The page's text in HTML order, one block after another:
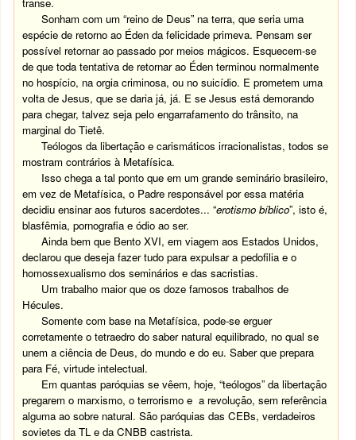
Sonham com um “reino de Deus” na terra, que seria uma
espécie de retorno ao Éden da felicidade primeva. Pensam ser
possível retornar ao passado por meios mágicos. Esquecem-se
de que toda tentativa de retornar ao Éden terminou normalmente
no hospício, na orgia criminosa, ou no suicídio. E prometem uma
volta de Jesus, que se daria já, já. E se Jesus está demorando
para chegar, talvez seja pelo engarrafamento do trânsito, na
marginal do Tietê.
Teólogos da libertação e carismáticos irracionalistas, todos se
mostram contrários à Metafísica.
Isso chega a tal ponto que em um grande seminário brasileiro,
em vez de Metafísica, o Padre responsável por essa matéria
decidiu ensinar aos futuros sacerdotes... “erotismo bíblico”, isto é,
blasfêmia, pornografia e ódio ao ser.
Ainda bem que Bento XVI, em viagem aos Estados Unidos,
declarou que deseja fazer tudo para expulsar a pedofilia e o
homossexualismo dos seminários e das sacristias.
Um trabalho maior que os doze famosos trabalhos de
Hécules.
Somente com base na Metafísica, pode-se erguer
corretamente o tetraedro do saber natural equilibrado, no qual se
unem a ciência de Deus, do mundo e do eu. Saber que prepara
para Fé, virtude intelectual.
Em quantas paróquias se vêem, hoje, “teólogos” da libertação
pregarem o marxismo, o terrorismo e a revolução, sem referência
alguma ao sobre natural. São paróquias das CEBs, verdadeiros
sovietes da TL e da CNBB castrista.